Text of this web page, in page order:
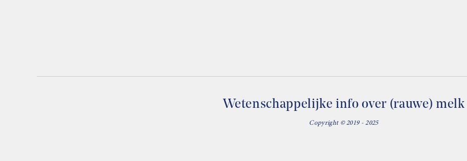
Wetenschappelijke info over (rauwe) melk
Copyright © 2019 - 2025